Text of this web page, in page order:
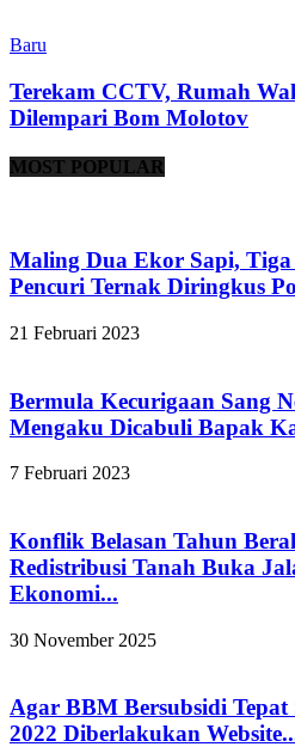
Baru
Terekam CCTV, Rumah
Dilempari Bom Molotov
MOST POPULAR
Maling Dua Ekor Sapi,
Pencuri Ternak Diringkus
21 Februari 2023
Bermula Kecurigaan Sang
Mengaku Dicabuli Bapak
7 Februari 2023
Konflik Belasan Tahun
Redistribusi Tanah Buka
Ekonomi...
30 November 2025
Agar BBM Bersubsidi
2022 Diberlakukan